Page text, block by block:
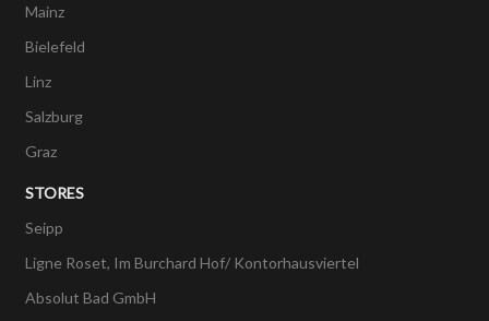
Mainz
Bielefeld
Linz
Salzburg
Graz
STORES
Seipp
Ligne Roset, Im Burchard Hof/ Kontorhausviertel
Absolut Bad GmbH